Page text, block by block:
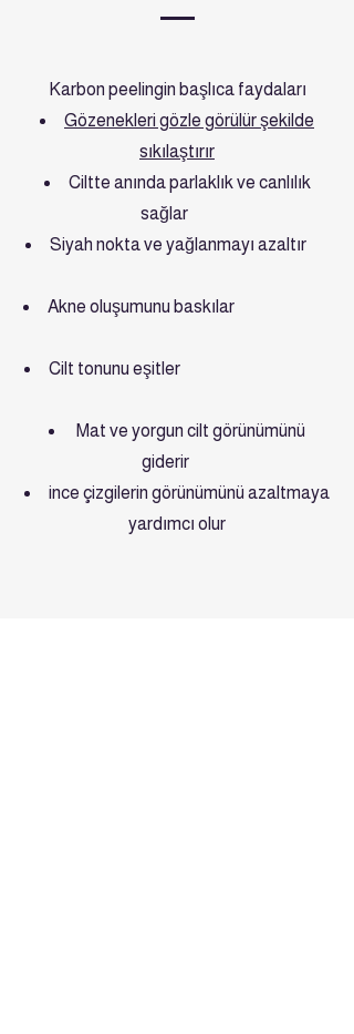
Karbon peelingin başlıca faydaları
Gözenekleri gözle görülür şekilde
sıkılaştırır
Ciltte anında parlaklık ve canlılık
sağlar
Siyah nokta ve yağlanmayı azaltır
Akne oluşumunu baskılar
Cilt tonunu eşitler
Mat ve yorgun cilt görünümünü
giderir
ince çizgilerin görünümünü azaltmaya
yardımcı olur